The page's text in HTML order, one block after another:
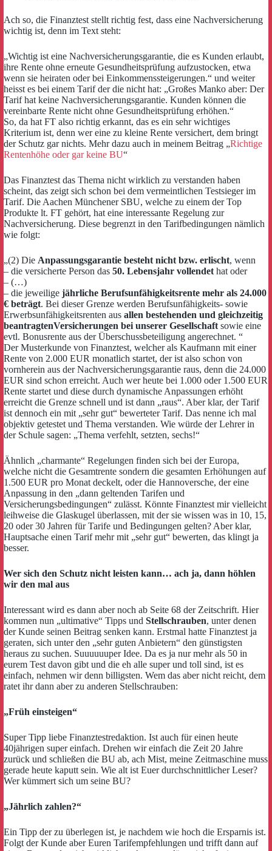
Ach so, die Finanztest stellt richtig fest, dass eine Nachversicherung
wichtig ist, denn im Text steht:
„Wichtig ist eine Nachversicherungsgarantie, die es Kunden erlaubt,
ihre Rente ohne erneute Gesundheitsprüfung aufzustocken, etwa
wenn sie heiraten oder bei Einkommenssteigerungen.“ und weiter
heisst es bei einem Tarif der die nicht hat: „Großes Manko aber: Der
Tarif hat keine Nachversicherungsgarantie. Kunden können die
vereinbarte Rente nicht ohne Gesundheitsprüfung erhöhen.“
So, da hat FT also richtig erkannt, das es ein sehr wichtiges
Kriterium ist, denn wer eine zu kleine Rente versichert, dem bringt
der Schutz gar nichts. Mehr dazu auch in meinem Beitrag „Richtige
Rentenhöhe oder gar keine BU“
Das Finanztest das Thema nicht wirklich zu verstanden haben
scheint, das zeigt sich schon bei dem vermeintlichen Testsieger im
Tarif. Die Aachen Münchener SBU, welche zu einem der Top
Produkte lt. FT gehört, hat eine interessante Regelung zur
Nachversicherung. Diese begrenzt in den Tarifbedingungen nämlich
wie folgt:
„(2) Die Anpassungsgarantie besteht nicht bzw. erlischt, wenn
– die versicherte Person das 50. Lebensjahr vollendet hat oder
– (…)
– die jeweilige jährliche Berufsunfähigkeitsrente mehr als 24.000
€ beträgt. Bei dieser Grenze werden Berufsunfähigkeits- sowie
Erwerbsunfähigkeitsrenten aus allen bestehenden und gleichzeitig
beantragtenVersicherungen bei unserer Gesellschaft sowie eine
evtl. Bonusrente aus der Überschussbeteiligung angerechnet. “
Der Musterkunde von Finanztest, welcher als Kaufmann mit einer
Rente von 2.000 EUR monatlich startet, der ist also schon von
vornherein aus der Nachversicherungsgarantie raus, denn die 24.000
EUR sind schon erreicht. Auch wer heute bei 1.000 oder 1.500 EUR
Rente startet und diese durch dynamische Anpassungen erhöht
erreicht die Grenze schnell und ist dann „raus“. Aber klar, der Tarif
ist dennoch ein mit „sehr gut“ bewerteter Tarif. Das nenne ich mal
objektiv getestet und Thema verstanden. Wie würde der Lehrer in
der Schule sagen: „Thema verfehlt, setzten, sechs!“
Ähnlich „charmante“ Regelungen finden sich bei der Europa,
welche nicht die Gesamtrente sondern die gesamten Erhöhungen auf
1.500 EUR pro Monat deckelt, oder die Hannoversche, der eine
Anpassung in den „dann geltenden Tarifen und
Versicherungsbedingungen“ zulässt. Könnte Finanztest mir vielleicht
leihweise die Glaskugel überlassen, mit der sie wissen was in 10, 15,
20 oder 30 Jahren für Tarife und Bedingungen gelten? Aber klar,
Hauptsache einen Tarif mehr mit „sehr gut“ bewerten, das klingt ja
besser.
Wer sich den Schutz nicht leisten kann… ach ja, dann höhlen
wir den mal aus
Interessant wird es dann aber noch ab Seite 68 der Zeitschrift. Hier
kommen nun „ultimative“ Tipps und Stellschrauben, unter denen
der Kunde seinen Beitrag senken kann. Erstmal hatte Finanztest ja
geraten, sich unter den „sehr guten Anbietern“ den günstigsten
heraus zu suchen. Suuuuuuper Idee. Da es ja nur mehr als 50 in
eurem Test davon gibt und die eh alle super und toll sind, ist es
einfach, nehmen wir denn billigsten. Wem das aber nicht reicht, dem
ratet ihr dann aber zu anderen Stellschrauben:
„Früh einsteigen“
Super Tipp liebe Finanztestredaktion. Ist auch für einen heute
40jährigen super einfach. Drehen wir einfach die Zeit 20 Jahre
zurück und schließen die BU ab, ach Mist, meine Zeitmaschine muss
gerade heute kaputt sein. Wie alt ist Euer durchschnittlicher Leser?
Wer kümmert sich um seine BU?
„Jährlich zahlen?“
Ein Tipp der zu überlegen ist, je nachdem wie hoch die Ersparnis ist.
Folgt der Kunde aber Euren Tarifempfehlungen und trifft dann auf